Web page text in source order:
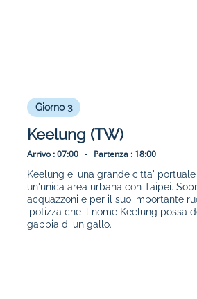
Giorno 3
Keelung (TW)
Arrivo :07:00 - Partenza : 18:00
Keelung e' una grande citta'
un'unica area urbana con Taipei.
acquazzoni e per il suo importante
ipotizza che il nome Keelung possa
gabbia di un gallo.